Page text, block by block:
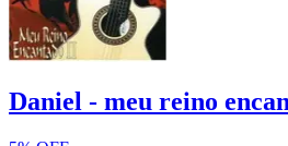
Daniel - meu reino